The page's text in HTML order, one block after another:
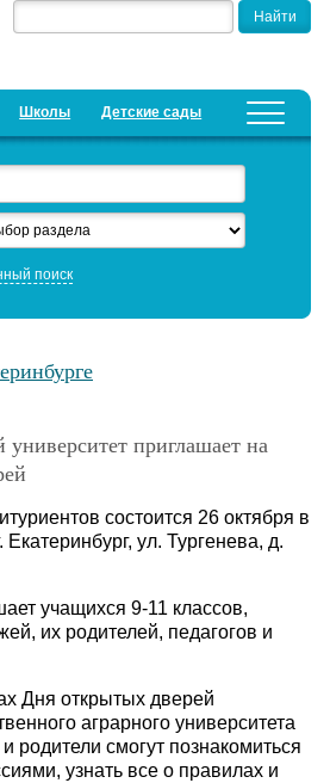
Школы Детские сады
Предложить новость
поиск
приглашает на
состоится 26 октября в
Екатеринбург, ул. Тургенева, д.
учащихся 9-11 классов,
их родителей, педагогов и
Дня открытых дверей
аграрного университета
родители смогут познакомиться
узнать все о правилах и